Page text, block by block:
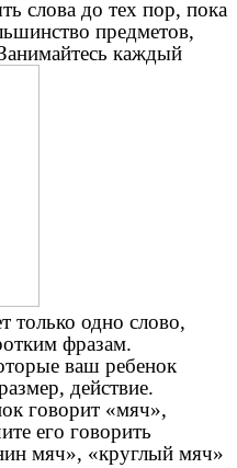
слова до тех пор, пока
предметов,
каждый
только одно слово,
фразам.
ваш ребенок
действие.
говорит «мяч»,
его говорить
мяч», «круглый мяч»